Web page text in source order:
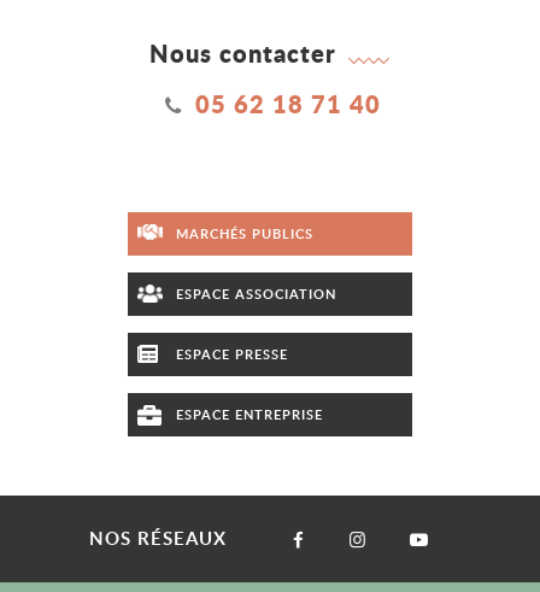
Nous contacter
05 62 18 71 40
MARCHÉS PUBLICS
ESPACE ASSOCIATION
ESPACE PRESSE
ESPACE ENTREPRISE
NOS RÉSEAUX